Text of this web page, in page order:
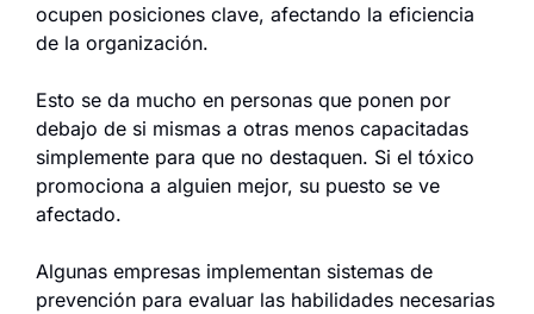
ocupen posiciones clave, afectando la eficiencia
de la organización.
Esto se da mucho en personas que ponen por
debajo de si mismas a otras menos capacitadas
simplemente para que no destaquen. Si el tóxico
promociona a alguien mejor, su puesto se ve
afectado.
Algunas empresas implementan sistemas de
prevención para evaluar las habilidades necesarias